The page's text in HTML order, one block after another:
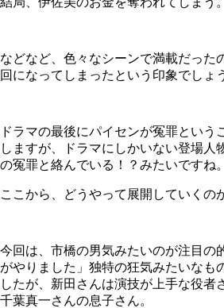
などなど、色々なシーンで満載だった
回になってしまったという印象でしょ
ドラマの最後にパイセンが冤罪という
しますが、ドラマにしかいない登場人
の冤罪と絡んでいる！？みたいですね。
ここから、どうやって展開していくの
今回は、市橋の男気みたいのが注目の
がやりました」独特の狂気みたいなも
したが、新田さんは演技が上手な役者
千葉真一さんの息子さん。